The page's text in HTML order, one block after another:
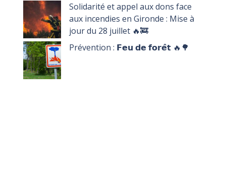
Solidarité et appel aux dons face
aux incendies en Gironde : Mise à
jour du 28 juillet 🔥🚒
Prévention : 𝗙𝗲𝘂 𝗱𝗲 𝗳𝗼𝗿𝗲̂𝘁 🔥🌳